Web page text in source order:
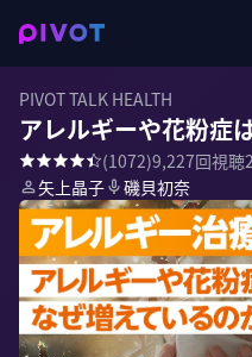
PIVOT TALK HEALTH
アレルギーや花粉症
(1072)9,227回視聴
矢上晶子
磯貝初奈